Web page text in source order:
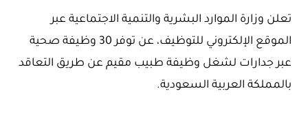
تعلن وزارة الموارد البشرية والتنمية الاجتماعية عبر
الموقع الإلكتروني للتوظيف، عن توفر 30 وظيفة صحية
عبر جدارات لشغل وظيفة طبيب مقيم عن طريق التعاقد
بالمملكة العربية السعودية.